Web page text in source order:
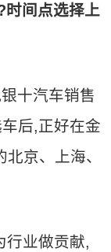
时间点选择上
十汽车销售
后,正好在金
京、上海、
行业做贡献,